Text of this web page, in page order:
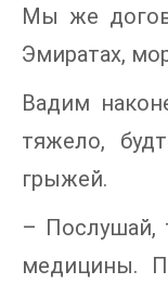
Мы же
Эмиратах,
Вадим
тяжело,
грыжей.
– Послушай,
медицины.